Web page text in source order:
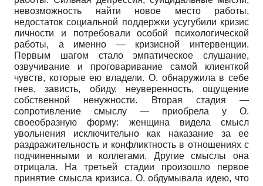
невозможность найти новое место работы,
недостаток социальной поддержки усугубили кризис
личности и потребовали особой психологической
работы, а именно — кризисной интервенции.
Первым шагом стало эмпатическое слушание,
озвучивание и проговаривание самой клиенткой
чувств, которые ею владели. О. обнаружила в себе
гнев, зависть, обиду, неуверенность, ощущение
собственной ненужности. Вторая стадия —
сопротивление смыслу — приобрела у О.
своеобразную форму: женщина видела смысл
увольнения исключительно как наказание за ее
раздражительность и конфликтность в отношениях с
подчиненными и коллегами. Другие смыслы она
отрицала. На третьей стадии произошло первое
принятие смысла кризиса. О. обдумывала идею, что